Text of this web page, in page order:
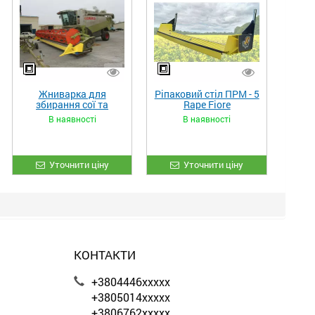
Жниварка для
збирання сої та
гороху «ETTARO»
В наявності
Уточнити ціну
Ріпаковий стіл ПРМ - 5
Rape Fiore
В наявності
Уточнити ціну
КОНТАКТИ
+3804446xxxxx
+3805014xxxxx